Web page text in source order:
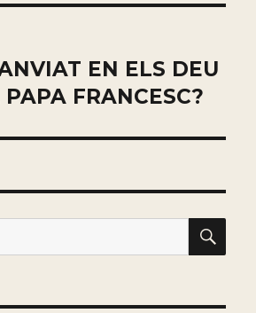
EN ELS DEU
FRANCESC?